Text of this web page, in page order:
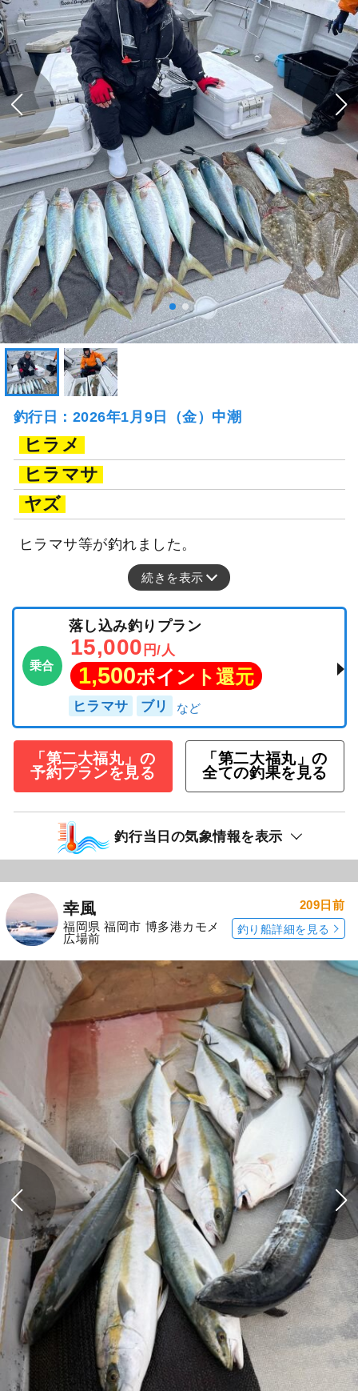
釣行日：2026年1月9日（金）中潮
ヒラメ
ヒラマサ
ヤズ
ヒラマサ等が釣れました。
続きを表示
乗合
落し込み釣りプラン
15,000 円/人
1,500ポイント還元
ヒラマサ ブリ
「第二大福丸」の
予約プランを見る
「第二大福丸」の
全ての釣果を見る
釣行当日の気象情報を表示
幸風
福岡県 福岡市 博多港カモメ
広場前
209日前
釣り船詳細を見る